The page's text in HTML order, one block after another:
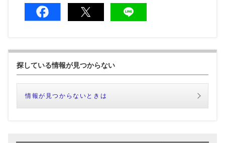
探している情報が見つからない
情報が見つからないときは